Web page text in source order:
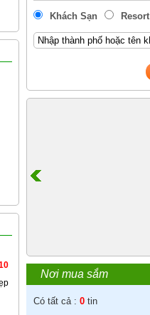
Khách Sạn Resort
Nơi mua sắm
Có tất cả : 0 tin